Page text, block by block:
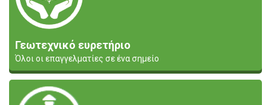
Γεωτεχνικό ευρετήριο
Όλοι οι επαγγελματίες σε ένα σημείο